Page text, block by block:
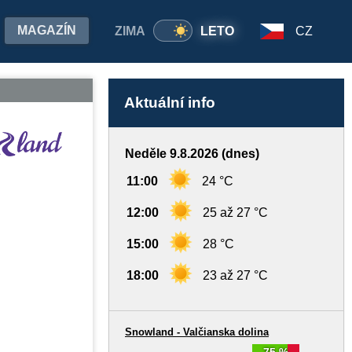
ZIMA LETO
MAGAZÍN CZ
Aktuální info
Neděle 9.8.2026 (dnes)
11:00 24 °C
12:00 25 až 27 °C
15:00 28 °C
18:00 23 až 27 °C
Snowland - Valčianska dolina